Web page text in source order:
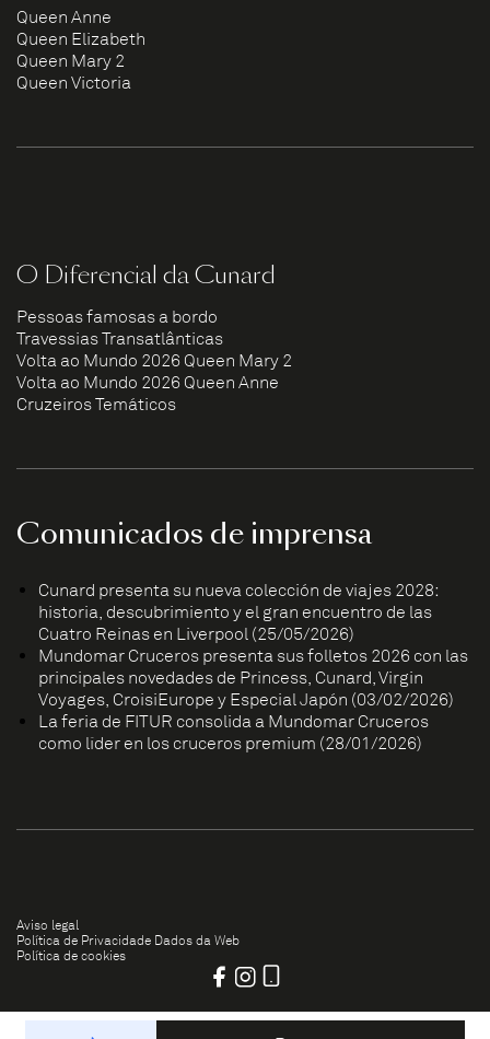
Queen Anne
Queen Elizabeth
Queen Mary 2
Queen Victoria
O Diferencial da Cunard
Pessoas famosas a bordo
Travessias Transatlânticas
Volta ao Mundo 2026 Queen Mary 2
Volta ao Mundo 2026 Queen Anne
Cruzeiros Temáticos
Comunicados de imprensa
Cunard presenta su nueva colección de viajes 2028:
historia, descubrimiento y el gran encuentro de las
Cuatro Reinas en Liverpool (25/05/2026)
Mundomar Cruceros presenta sus folletos 2026 con las
principales novedades de Princess, Cunard, Virgin
Voyages, CroisiEurope y Especial Japón (03/02/2026)
La feria de FITUR consolida a Mundomar Cruceros
como líder en los cruceros premium (28/01/2026)
Aviso legal
Política de Privacidade Dados da Web
Política de cookies